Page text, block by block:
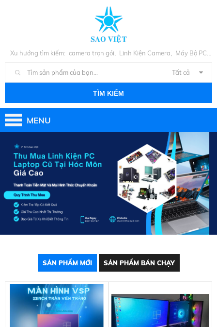
Xu hướng tìm kiếm: camera trọn gói, Linh Kiện Camera, Máy Bộ PC
Tất cả
TÌM KIẾM
MENU
SẢN PHẨM MỚI SẢN PHẨM BÁN CHẠY